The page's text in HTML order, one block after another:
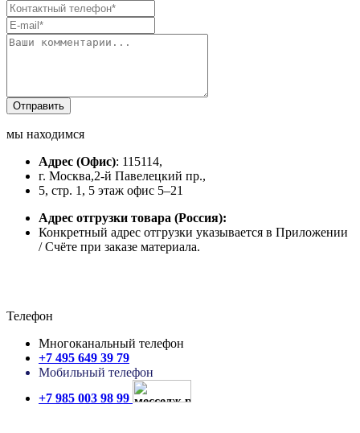
мы находимся
Адрес (Офис): 115114,
г. Москва,2-й Павелецкий пр.,
5, стр. 1, 5 этаж офис 5–21
Адрес отгрузки товара (Россия):
Конкретный адрес отгрузки указывается в Приложении
/ Счёте при заказе материала.
Телефон
Многоканальный телефон
+7 495 649 39 79
Мобильный телефон
+7 985 003 98 99